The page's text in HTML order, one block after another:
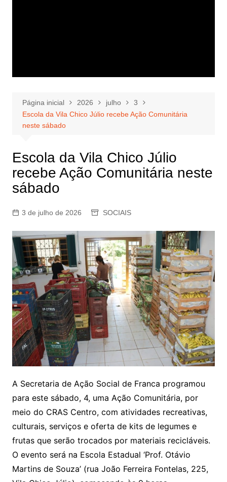
Página inicial 2026 julho
3
Escola da Vila Chico Júlio recebe Ação Comunitária
neste sábado
Escola da Vila Chico Júlio
recebe Ação Comunitária neste
sábado
3 de julho de 2026 SOCIAIS
A Secretaria de Ação Social de Franca programou
para este sábado, 4, uma Ação Comunitária, por
meio do CRAS Centro, com atividades recreativas,
culturais, serviços e oferta de kits de legumes e
frutas que serão trocados por materiais recicláveis.
O evento será na Escola Estadual ‘Prof. Otávio
Martins de Souza’ (rua João Ferreira Fontelas, 225,